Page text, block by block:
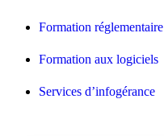
Formation réglementaire
Formation aux logiciels
Services d’infogérance